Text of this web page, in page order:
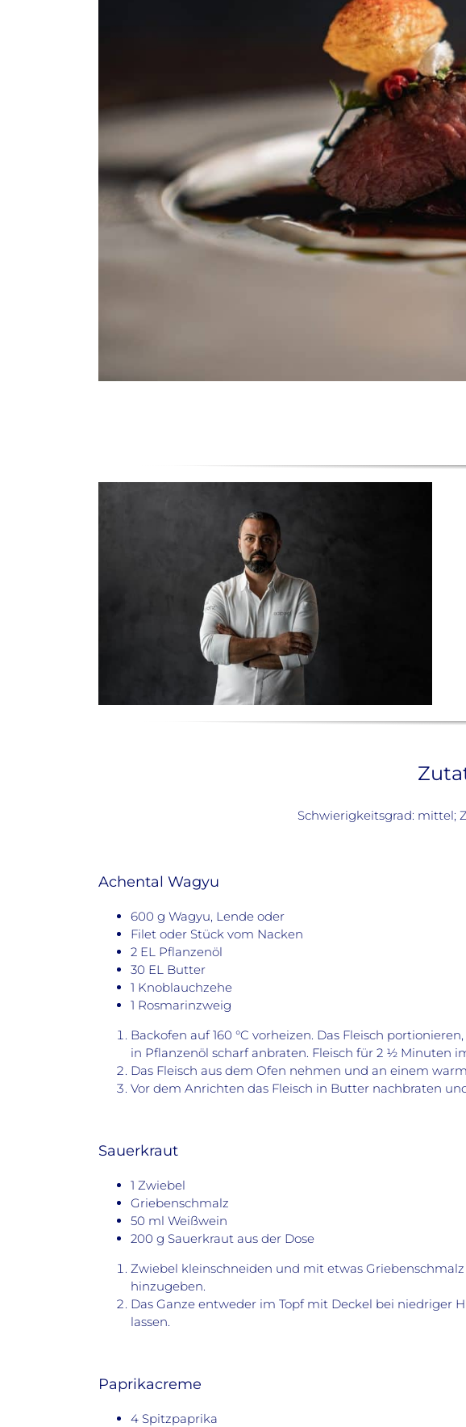
Schwierigkeitsgrad: mittel;
Achental Wagyu
600 g Wagyu, Lende oder
Filet oder Stück vom Nacken
2 EL Pflanzenöl
30 EL Butter
1 Knoblauchzehe
1 Rosmarinzweig
Backofen auf 160 °C vorheizen. Das Fleisch
in Pflanzenöl scharf anbraten. Fleisch für 2 1⁄2 Minuten
Das Fleisch aus dem Ofen nehmen und an einem
Vor dem Anrichten das Fleisch in Butter nachbraten
Sauerkraut
1 Zwiebel
Griebenschmalz
50 ml Weißwein
200 g Sauerkraut aus der Dose
Zwiebel kleinschneiden und mit etwas
hinzugeben.
Das Ganze entweder im Topf mit Deckel bei niedriger
lassen.
Paprikacreme
4 Spitzpaprika